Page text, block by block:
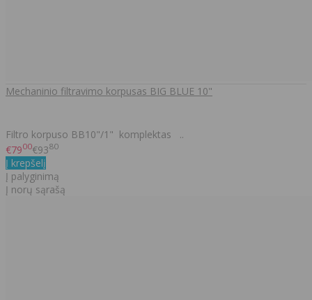
Mechaninio filtravimo korpusas BIG BLUE 10"
Filtro korpuso BB10"/1" komplektas ..
€7900€9380
Į krepšelį
Į palyginimą
Į norų sąrašą